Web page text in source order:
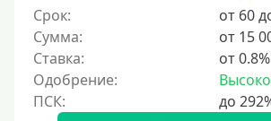
Срок:
от 60
Сумма:
Ставка:
от 0.8%
Одобрение: